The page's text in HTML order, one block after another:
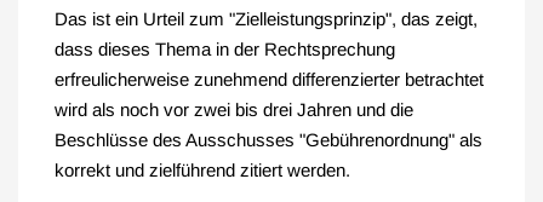
Das ist ein Urteil zum "Zielleistungsprinzip", das zeigt,
dass dieses Thema in der Rechtsprechung
erfreulicherweise zunehmend differenzierter betrachtet
wird als noch vor zwei bis drei Jahren und die
Beschlüsse des Ausschusses "Gebührenordnung" als
korrekt und zielführend zitiert werden.